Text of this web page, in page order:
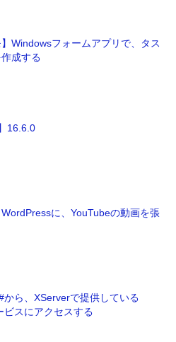
】Windowsフォームアプリで、タス
成する
16.6.0
WordPressに、YouTubeの動画を張
から、XServerで提供している
ビスにアクセスする